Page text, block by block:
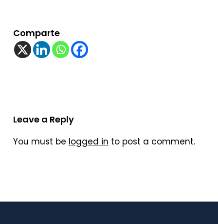
Comparte
Leave a Reply
You must be logged in to post a comment.